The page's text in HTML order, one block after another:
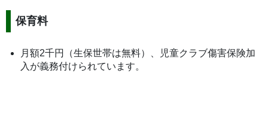
保育料
月額2千円（生保世帯は無料）、児童クラブ傷害保険加
入が義務付けられています。